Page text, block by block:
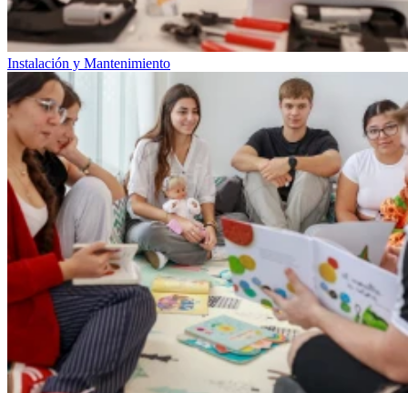
Instalación y Mantenimiento